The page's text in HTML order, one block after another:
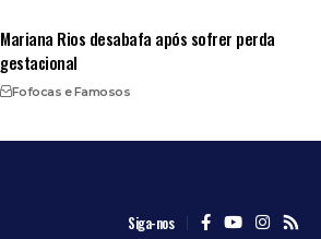
Mariana Rios desabafa após sofrer perda
gestacional
Fofocas e Famosos
Siga-nos